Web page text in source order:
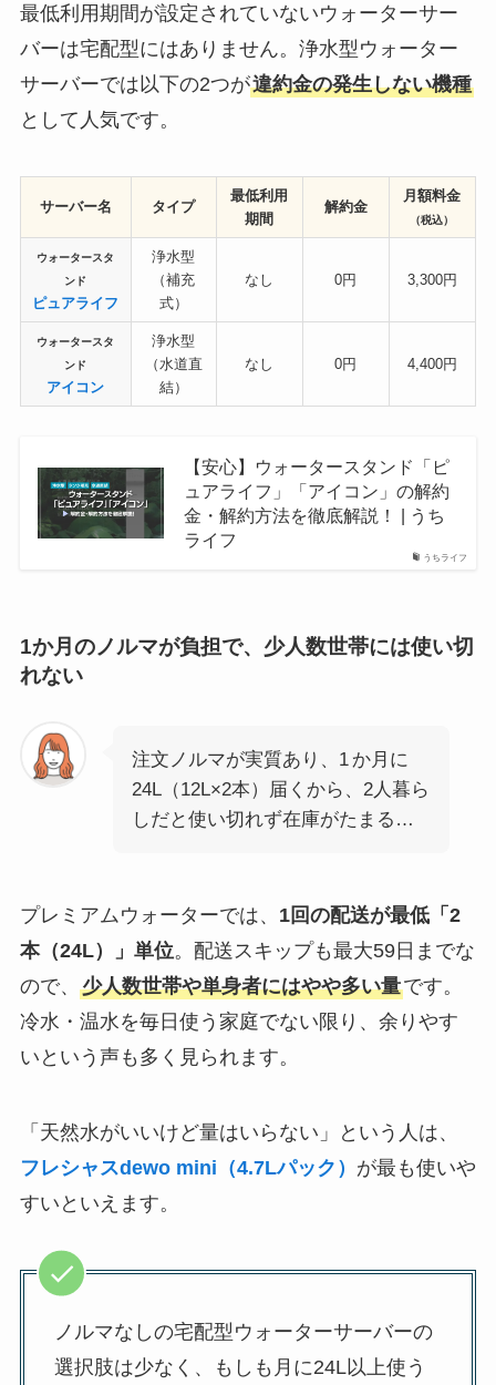
最低利用期間が設定されていないウォーターサー
バーは宅配型にはありません。浄水型ウォーター
サーバーでは以下の2つが違約金の発生しない機種
として人気です。
サーバー名 タイプ
最低利用
期間
解約金
月額料金
（税込）
ウォータースタ
ンド
ピュアライフ
浄水型
（補充
式）
なし 0円 3,300円
ウォータースタ
ンド
アイコン
浄水型
（水道直
結）
なし 0円 4,400円
うちライフ
【安心】ウォータースタンド「ピ
ュアライフ」「アイコン」の解約
金・解約方法を徹底解説！ | うち
ライフ
1か月のノルマが負担で、少人数世帯には使い切
れない
注文ノルマが実質あり、1 か月に
24L（12L×2本）届くから、2人暮ら
しだと使い切れず在庫がたまる…
プレミアムウォーターでは、 1回の配送が最低「2
本（24L）」単位。配送スキップも最大59日までな
ので、 少人数世帯や単身者にはやや多い量です。
冷水・温水を毎日使う家庭でない限り、余りやす
いという声も多く見られます。
「天然水がいいけど量はいらない」という人は、
フレシャスdewo mini（4.7Lパック） が最も使いや
すいといえます。
ノルマなしの宅配型ウォーターサーバーの
選択肢は少なく、もしも月に24L以上使う